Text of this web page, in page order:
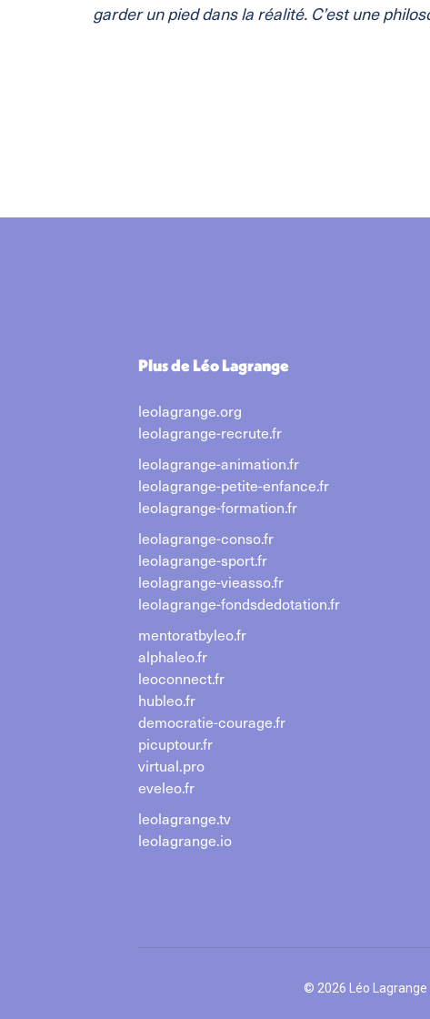
garder un pied dans la réalité. C’est une
Plus de Léo Lagrange
leolagrange.org
leolagrange-recrute.fr
leolagrange-animation.fr
leolagrange-petite-enfance.fr
leolagrange-formation.fr
leolagrange-conso.fr
leolagrange-sport.fr
leolagrange-vieasso.fr
leolagrange-fondsdedotation.fr
mentoratbyleo.fr
alphaleo.fr
leoconnect.fr
hubleo.fr
democratie-courage.fr
picuptour.fr
virtual.pro
eveleo.fr
leolagrange.tv
leolagrange.io
© 2026 Léo Lagrange